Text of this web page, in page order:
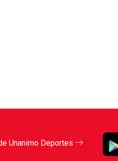
Unanimo Deportes